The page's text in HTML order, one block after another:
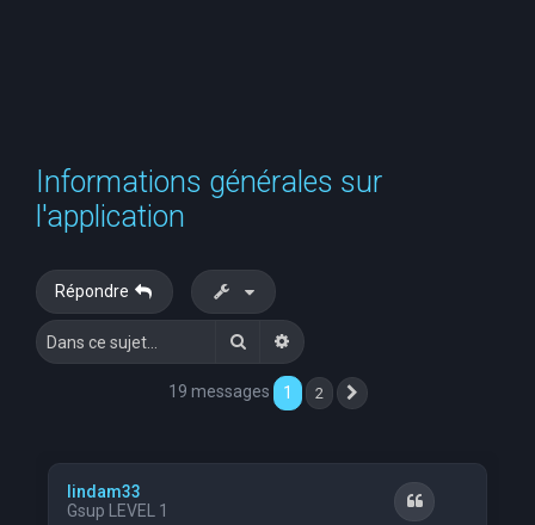
Informations générales sur
l'application
Répondre
RechercherRecherche avancée
19 messages 1 2
lindam33
Gsup LEVEL 1
Citation